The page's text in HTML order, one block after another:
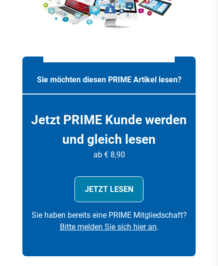
Sie möchten diesen PRIME Artikel lesen?
Jetzt PRIME Kunde werden
und gleich lesen
ab € 8,90
JETZT LESEN
Sie haben bereits eine PRIME Mitgliedschaft?
Bitte melden Sie sich hier an.